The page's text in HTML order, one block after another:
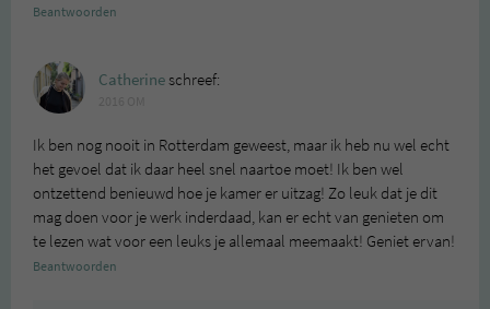
Beantwoorden
Catherineschreef:
Ik ben nog nooit in Rotterdam geweest, maar ik heb nu wel echt
het gevoel dat ik daar heel snel naartoe moet! Ik ben wel
ontzettend benieuwd hoe je kamer er uitzag! Zo leuk dat je dit
mag doen voor je werk inderdaad, kan er echt van genieten om
te lezen wat voor een leuks je allemaal meemaakt! Geniet ervan!
Beantwoorden